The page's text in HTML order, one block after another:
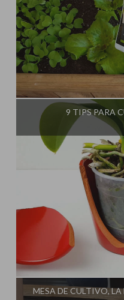
Influencer:
9 TIPS PARA
MESA DE CULTIVO,